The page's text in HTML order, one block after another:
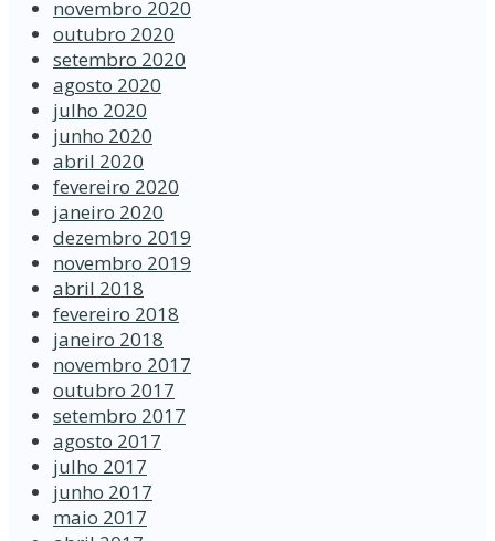
novembro 2020
outubro 2020
setembro 2020
agosto 2020
julho 2020
junho 2020
abril 2020
fevereiro 2020
janeiro 2020
dezembro 2019
novembro 2019
abril 2018
fevereiro 2018
janeiro 2018
novembro 2017
outubro 2017
setembro 2017
agosto 2017
julho 2017
junho 2017
maio 2017